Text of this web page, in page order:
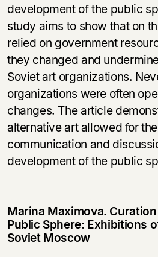
development of the public
study aims to show that on
relied on government
they changed and
Soviet art organizations.
organizations were often
changes. The article
alternative art allowed for
communication and
development of the public
Marina Maximova.
Public Sphere: Exhibitions
Soviet Moscow